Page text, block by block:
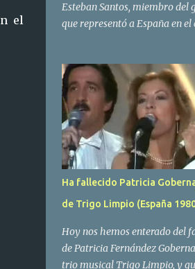
el
Esteban Santos, miembro del
que representó a España en
su compañera y principal
formación musical, Amaya
dado a conocer la noticia al
de las redes sociales. Nacido
1951, durante su epoca
carrera de empresariales
estudiante de medicina Luis
comenzando a actuar
guitarra y Villar al piano, sin
esto cambió gracias a la
Saizar, que tras su abandono
Ha fallecido Patricia
de Trigo Limpio (España
Hoy nos hemos enterado del
de Patricia Fernández
trio musical Trigo Limpio, y